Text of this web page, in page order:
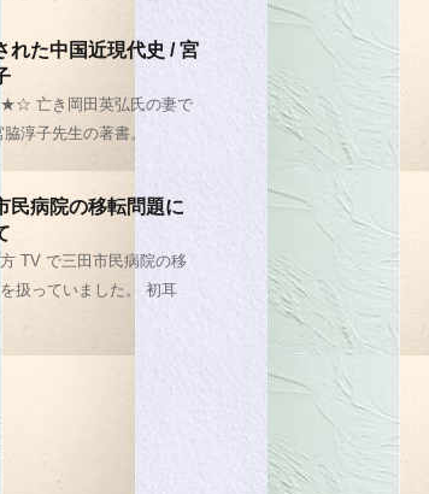
れた中国近現代史 / 宮
亡き岡田英弘氏の妻で
淳子先生の著書。
民病院の移転問題に
TV で三田市民病院の移
扱っていました。 初耳